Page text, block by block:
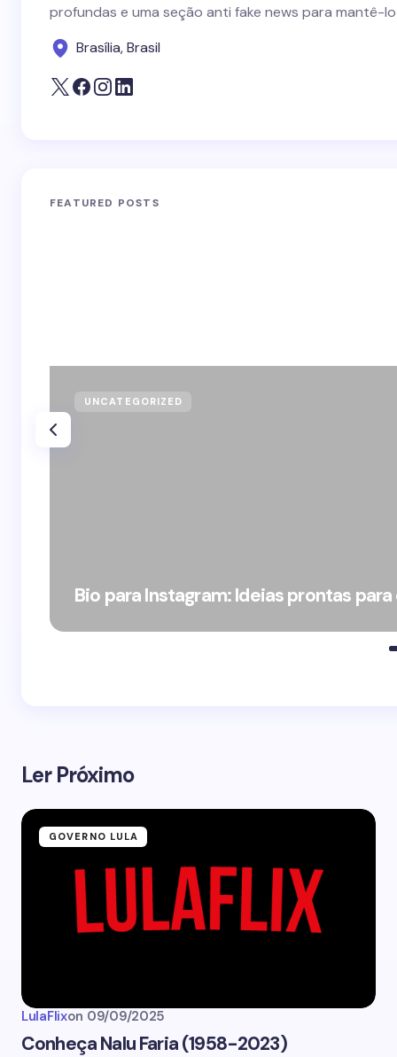
profundas e uma seção anti fake news para mantê-
Brasília, Brasil
FEATURED POSTS
UNCATEGORIZED
Bio para Instagram: Ideias prontas
Ler Próximo
GOVERNO LULA
LulaFlixon 09/09/2025
Conheça Nalu Faria (1958-2023)